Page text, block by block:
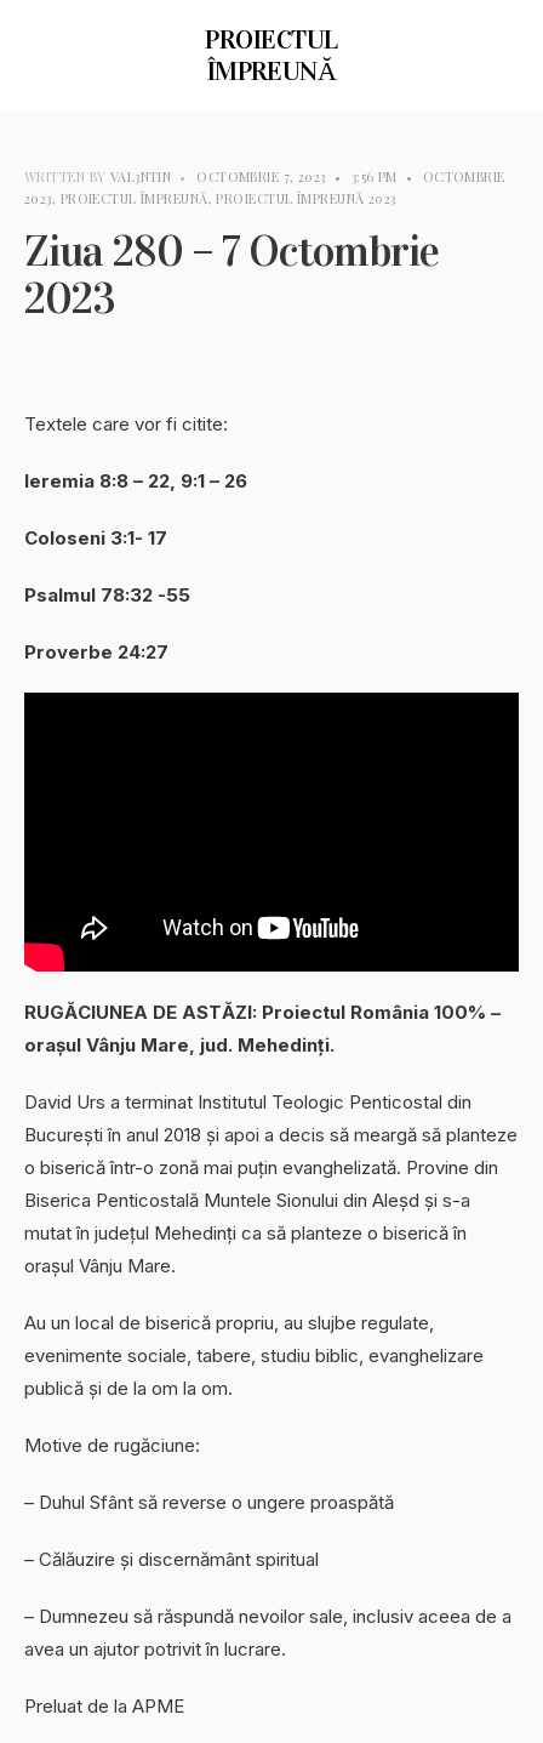
PROIECTUL
ÎMPREUNĂ
WRITTEN BY VAL3NTIN • OCTOMBRIE 7, 2023 • 3:56 PM •
OCTOMBRIE
2023, PROIECTUL ÎMPREUNĂ,PROIECTUL ÎMPREUNĂ 2023
Ziua 280 – 7 Octombrie
2023
Textele care vor fi citite:
Ieremia 8:8 – 22, 9:1 – 26
Coloseni 3:1- 17
Psalmul 78:32 -55
Proverbe 24:27
RUGĂCIUNEA DE ASTĂZI: Proiectul România 100% –
orașul Vânju Mare, jud. Mehedinți.
David Urs a terminat Institutul Teologic Penticostal din
București în anul 2018 și apoi a decis să meargă să planteze
o biserică într-o zonă mai puțin evanghelizată. Provine din
Biserica Penticostală Muntele Sionului din Aleșd și s-a
mutat în județul Mehedinți ca să planteze o biserică în
orașul Vânju Mare.
Au un local de biserică propriu, au slujbe regulate,
evenimente sociale, tabere, studiu biblic, evanghelizare
publică și de la om la om.
Motive de rugăciune:
– Duhul Sfânt să reverse o ungere proaspătă
– Călăuzire și discernământ spiritual
– Dumnezeu să răspundă nevoilor sale, inclusiv aceea de a
avea un ajutor potrivit în lucrare.
Preluat de la APME